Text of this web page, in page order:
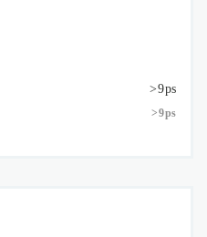
>9ps
>9ps